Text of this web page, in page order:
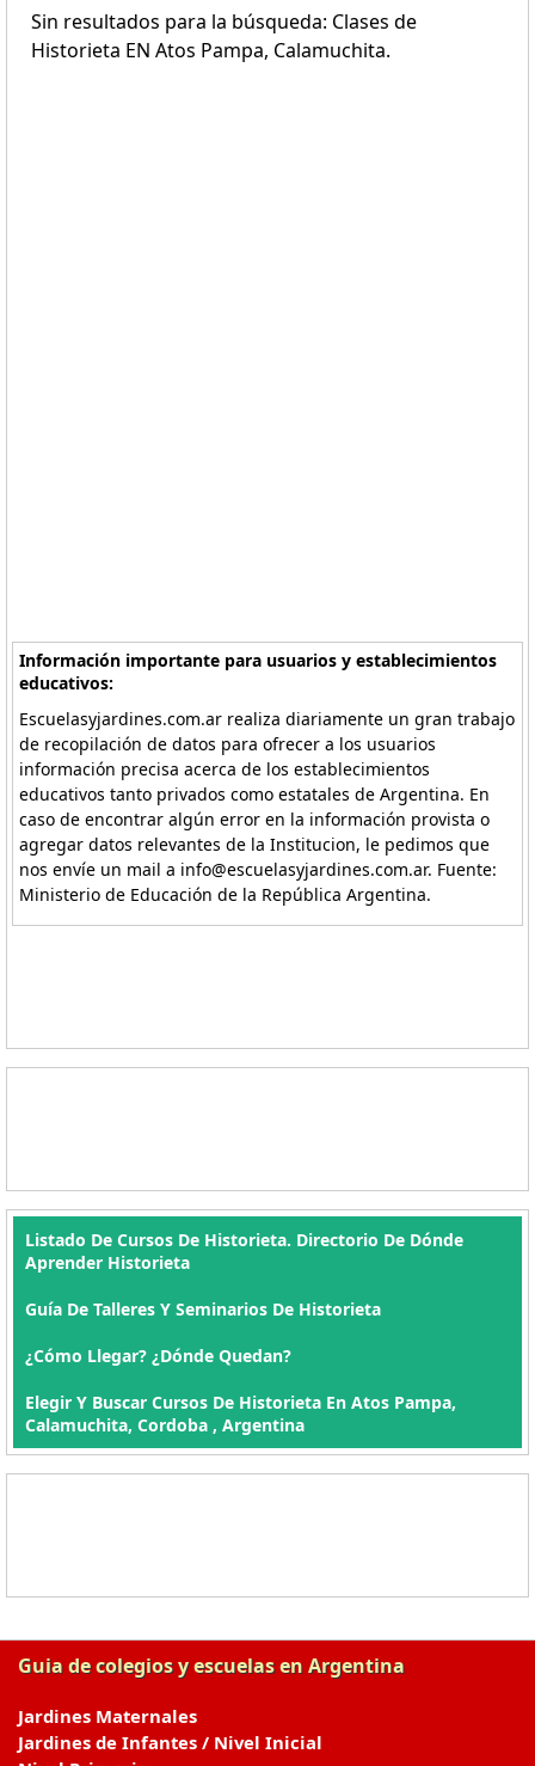
Sin resultados para la búsqueda: Clases de
Historieta EN Atos Pampa, Calamuchita.
Información importante para usuarios y establecimientos
educativos:
Escuelasyjardines.com.ar realiza diariamente un gran trabajo
de recopilación de datos para ofrecer a los usuarios
información precisa acerca de los establecimientos
educativos tanto privados como estatales de Argentina. En
caso de encontrar algún error en la información provista o
agregar datos relevantes de la Institucion, le pedimos que
nos envíe un mail a info@escuelasyjardines.com.ar. Fuente:
Ministerio de Educación de la República Argentina.
Listado De Cursos De Historieta. Directorio De Dónde
Aprender Historieta
Guía De Talleres Y Seminarios De Historieta
¿Cómo Llegar? ¿Dónde Quedan?
Elegir Y Buscar Cursos De Historieta En Atos Pampa,
Calamuchita, Cordoba , Argentina
Guia de colegios y escuelas en Argentina
Jardines Maternales
Jardines de Infantes / Nivel Inicial